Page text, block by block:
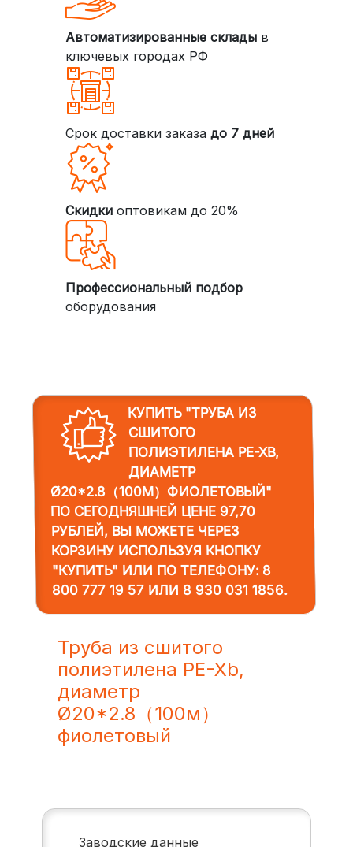
Автоматизированные складыв
ключевых городах РФ
Срок доставки заказа до 7 дней
Скидкиоптовикам до 20%
Профессиональный подбор
оборудования
КУПИТЬ "ТРУБА ИЗ
СШИТОГО
ПОЛИЭТИЛЕНА PE-XB,
ДИАМЕТР
Ø20*2.8（100М）ФИОЛЕТОВЫЙ"
ПО СЕГОДНЯШНЕЙ ЦЕНЕ 97,70
РУБЛЕЙ, ВЫ МОЖЕТЕ ЧЕРЕЗ
КОРЗИНУ ИСПОЛЬЗУЯ КНОПКУ
"КУПИТЬ" ИЛИ ПО ТЕЛЕФОНУ: 8
800 777 19 57ИЛИ 8 930 031 1856.
Труба из сшитого
полиэтилена PE-Xb,
диаметр
Ø20*2.8（100м）
фиолетовый
Заводские данные